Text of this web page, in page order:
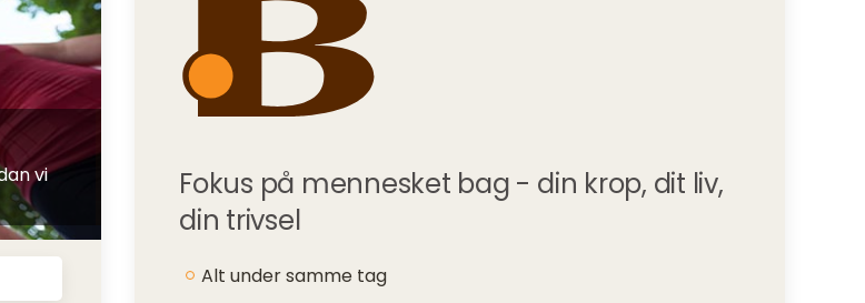
vi
Fokus på mennesket bag - din krop, dit liv,
din trivsel
Alt under samme tag